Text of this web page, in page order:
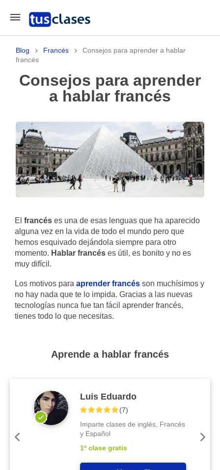
Blog Francés
Consejos para aprender a hablar
francés
Consejos para aprender
a hablar francés
El francés es una de esas lenguas que ha aparecido
alguna vez en la vida de todo el mundo pero que
hemos esquivado dejándola siempre para otro
momento. Hablar francés es útil, es bonito y no es
muy difícil.
Los motivos para aprender francés son muchísimos y
no hay nada que te lo impida. Gracias a las nuevas
tecnologías nunca fue tan fácil aprender francés,
tienes todo lo que necesitas.
Aprende a hablar francés
Luis Eduardo
(7)
Imparte clases de inglés, Francés
y Español
1ª clase gratis